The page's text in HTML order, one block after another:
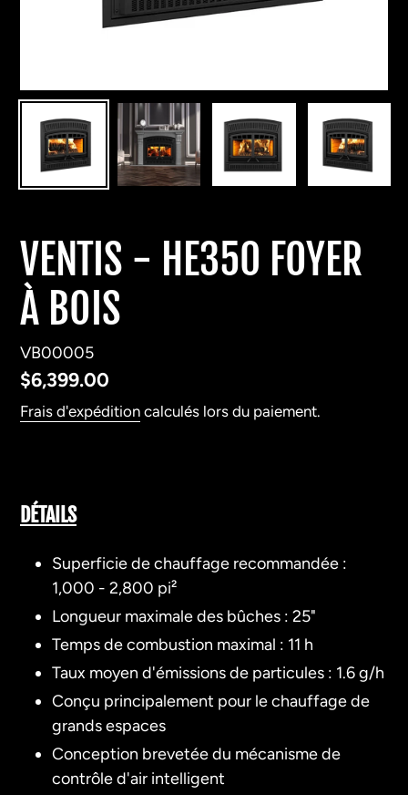
VENTIS - HE350 FOYER
À BOIS
VB00005
Prix
normal
$6,399.00
Frais d'expédition calculés lors du paiement.
d'un
produit
panier
DÉTAILS
Superficie de chauffage recommandée :
1,000 - 2,800 pi²
Longueur maximale des bûches : 25"
Temps de combustion maximal : 11 h
Taux moyen d'émissions de particules : 1.6 g/h
Conçu principalement pour le chauffage de
grands espaces
Conception brevetée du mécanisme de
contrôle d'air intelligent